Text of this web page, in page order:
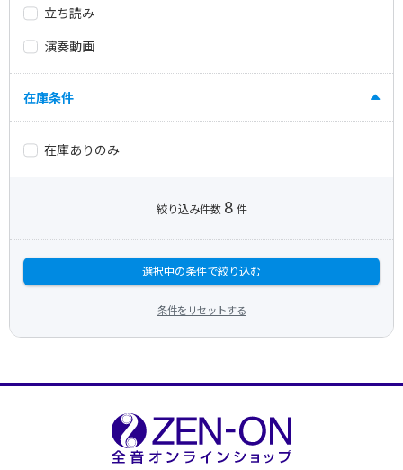
立ち読み
演奏動画
在庫条件
在庫ありのみ
絞り込み件数 8 件
選択中の条件で絞り込む
条件をリセットする